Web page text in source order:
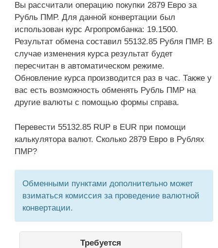
Вы рассчитали операцию покупки 2879 Евро за
Рубль ПМР. Для данной конвертации был
использован курс Агропромбанка: 19.1500.
Результат обмена составил 55132.85 Рубля ПМР. В
случае изменения курса результат будет
пересчитан в автоматическом режиме.
Обновление курса производится раз в час. Также у
вас есть возможность обменять Рубль ПМР на
другие валюты с помощью формы справа.
Перевести 55132.85 RUP в EUR при помощи
калькулятора валют. Сколько 2879 Евро в Рублях
ПМР?
Обменными пунктами дополнительно может
взиматься комиссия за проведение валютной
конвертации.
Требуется